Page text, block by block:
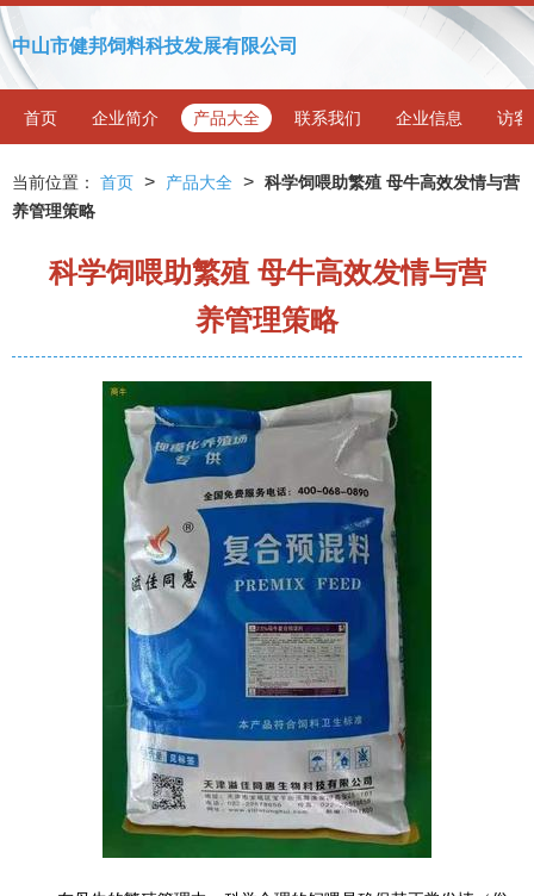
中山市健邦饲料科技发展有限公司
首页 企业简介 产品大全 联系我们 企业信息 访客
当前位置： 首页 > 产品大全 > 科学饲喂助繁殖 母牛高效发情与营
养管理策略
科学饲喂助繁殖 母牛高效发情与营
养管理策略